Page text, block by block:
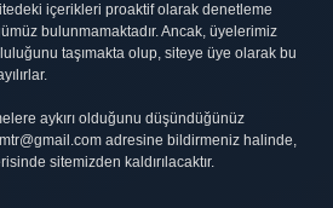
içerikleri proaktif olarak denetleme
bulunmamaktadır. Ancak, üyelerimiz
taşımakta olup, siteye üye olarak bu
aykırı olduğunu düşündüğünüz
adresine bildirmeniz halinde,
sitemizden kaldırılacaktır.